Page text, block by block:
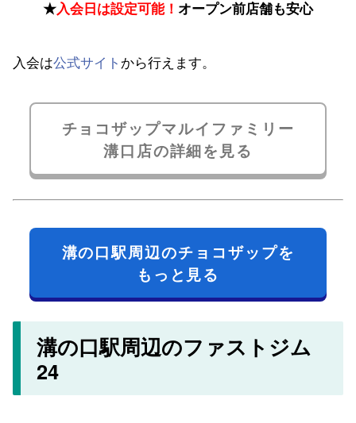
★入会日は設定可能！ オープン前店舗も安心
入会は公式サイト から行えます。
チョコザップマルイファミリー
溝口店の詳細を見る
溝の口駅周辺のチョコザップを
もっと見る
溝の口駅周辺のファストジム
24